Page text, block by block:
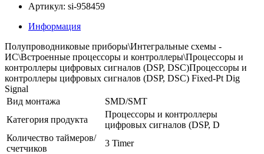
Артикул: si-958459
Информация
Полупроводниковые приборы\Интегральные схемы -
ИС\Встроенные процессоры и контроллеры\Процессоры и
контроллеры цифровых сигналов (DSP, DSC)Процессоры и
контроллеры цифровых сигналов (DSP, DSC) Fixed-Pt Dig
Signal
Вид монтажа
SMD/SMT
Категория продукта
Процессоры и контроллеры
цифровых сигналов (DSP, D
Количество таймеров/
счетчиков
3 Timer